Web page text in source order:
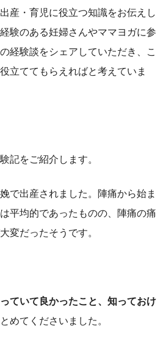
産・育児に役立つ知識をお伝えし
験のある妊婦さんやママヨガに参
経験談をシェアしていただき、こ
立ててもらえればと考えていま
記をご紹介します。
で出産されました。陣痛から始ま
平均的であったものの、陣痛の痛
変だったそうです。
っていて良かったこと、知っておけ
めてくださいました。